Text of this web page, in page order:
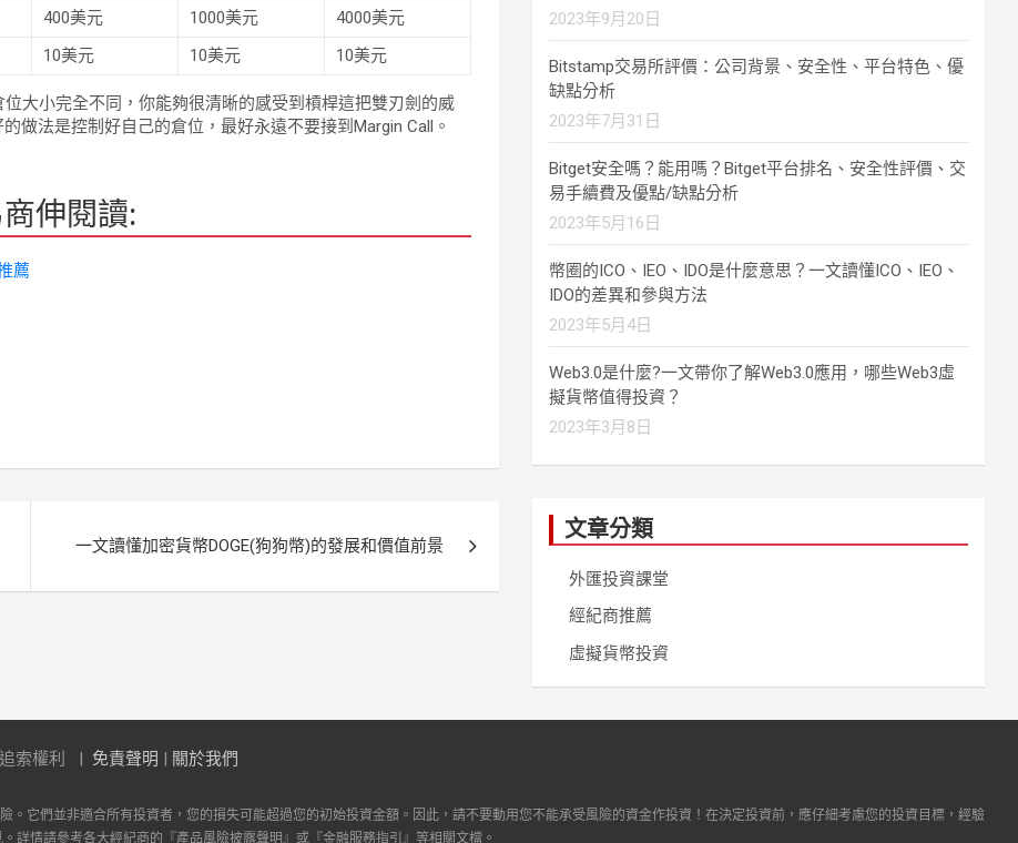
400美元 1000美元
4000美元
10美元 10美元 10美元
大小完全不同，你能夠很清晰的感受到槓桿這把雙刃劍的威
做法是控制好自己的倉位，最好永遠不要接到Margin Call。
伸閱讀:
薦
一文讀懂加密貨幣DOGE(狗狗幣)的發展和價值前景
2023年9月20日
Bitstamp交易所評價：公司背景、安全性、平台特色、優
缺點分析
2023年7月31日
Bitget安全嗎？能用嗎？Bitget平台排名、安全性評價、交
易手續費及優點/缺點分析
2023年5月16日
幣圈的ICO、IEO、IDO是什麼意思？一文讀懂ICO、IEO、
IDO的差異和參與方法
2023年5月4日
Web3.0是什麼?一文帶你了解Web3.0應用，哪些Web3虛
擬貨幣值得投資？
2023年3月8日
文章分類
外匯投資課堂
經紀商推薦
虛擬貨幣投資
索權利 免責聲明 | 關於我們
。它們並非適合所有投資者，您的損失可能超過您的初始投資金額。因此，請不要動用您不能承受風險的資金作投資！在決定投資前，應仔細考慮您的投資目標，經驗
詳情請參考各大經紀商的『產品風險披露聲明』或『金融服務指引』等相關文檔。